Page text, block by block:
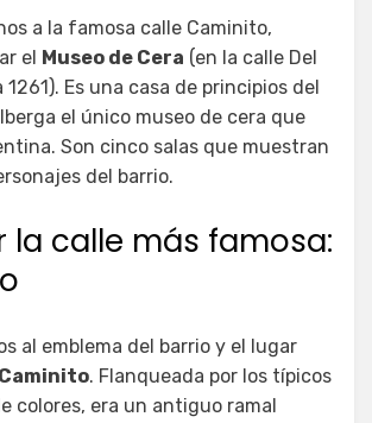
a la famosa calle Caminito,
el Museo de Cera (en la calle Del
1261). Es una casa de principios del
el único museo de cera que
Son cinco salas que muestran
del barrio.
la calle más famosa:
al emblema del barrio y el lugar
Caminito. Flanqueada por los típicos
colores, era un antiguo ramal